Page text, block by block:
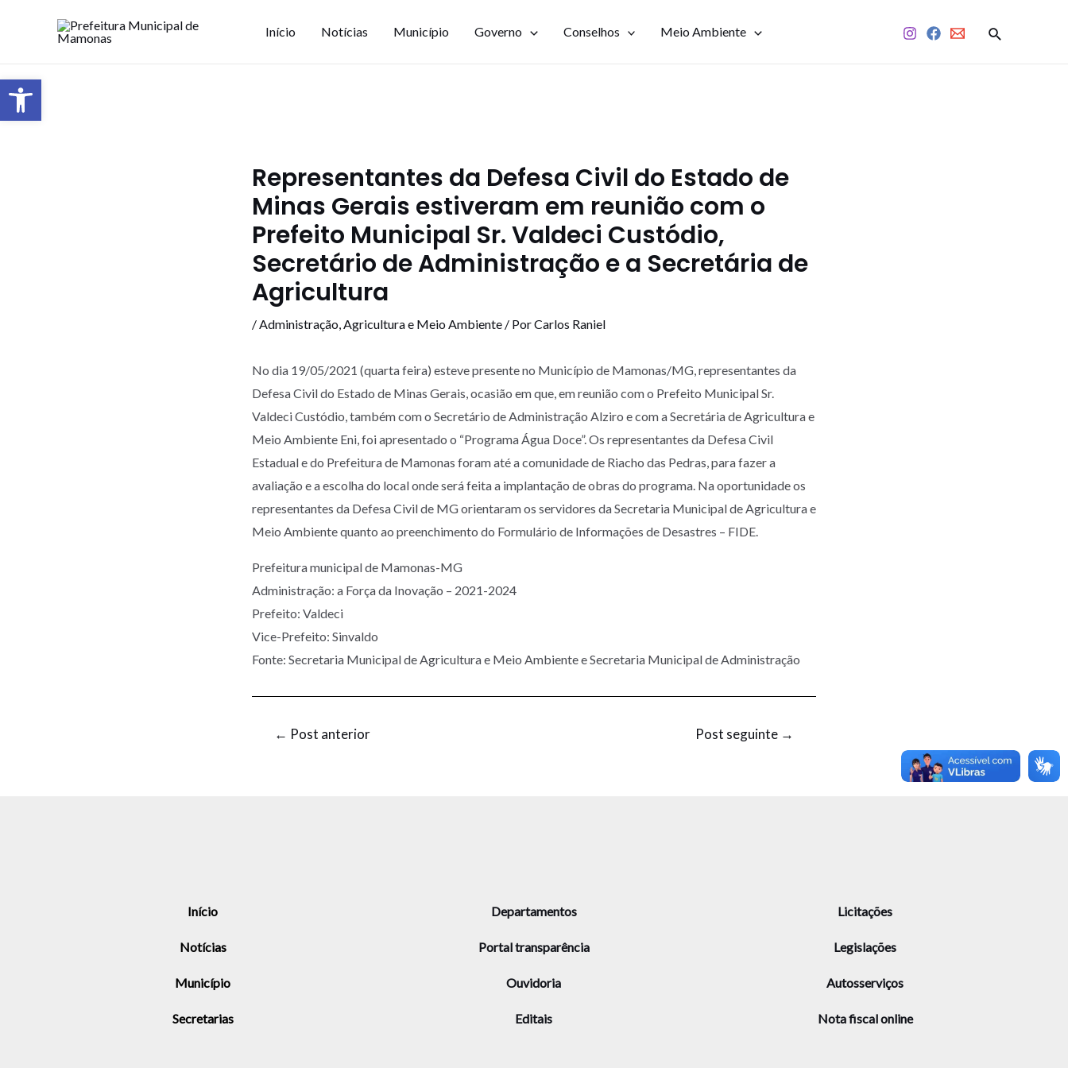
Início Notícias Município Governo Conselhos Meio Ambiente
Representantes da Defesa Civil do Estado de
Minas Gerais estiveram em reunião com o
Prefeito Municipal Sr. Valdeci Custódio,
Secretário de Administração e a Secretária de
Agricultura
/Administração,Agricultura e Meio Ambiente / PorCarlos Raniel
No dia 19/05/2021 (quarta feira) esteve presente no Município de Mamonas/MG, representantes da
Defesa Civil do Estado de Minas Gerais, ocasião em que, em reunião com o Prefeito Municipal Sr.
Valdeci Custódio, também com o Secretário de Administração Alziro e com a Secretária de Agricultura e
Meio Ambiente Eni, foi apresentado o “Programa Água Doce”. Os representantes da Defesa Civil
Estadual e do Prefeitura de Mamonas foram até a comunidade de Riacho das Pedras, para fazer a
avaliação e a escolha do local onde será feita a implantação de obras do programa. Na oportunidade os
representantes da Defesa Civil de MG orientaram os servidores da Secretaria Municipal de Agricultura e
Meio Ambiente quanto ao preenchimento do Formulário de Informações de Desastres – FIDE.
Prefeitura municipal de Mamonas-MG
Administração: a Força da Inovação – 2021-2024
Prefeito: Valdeci
Vice-Prefeito: Sinvaldo
Fonte: Secretaria Municipal de Agricultura e Meio Ambiente e Secretaria Municipal de Administração
← Post anterior Post seguinte →
Início
Notícias
Município
Secretarias
Departamentos
Portal transparência
Ouvidoria
Editais
Licitações
Legislações
Autosserviços
Nota fiscal online
Barra de Ferramentas Aberta